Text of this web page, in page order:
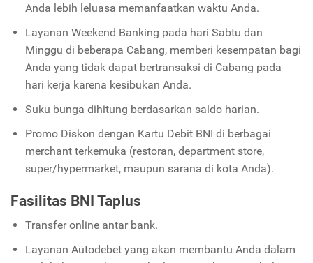
Anda lebih leluasa memanfaatkan waktu Anda.
Layanan Weekend Banking pada hari Sabtu dan
Minggu di beberapa Cabang, memberi kesempatan bagi
Anda yang tidak dapat bertransaksi di Cabang pada
hari kerja karena kesibukan Anda.
Suku bunga dihitung berdasarkan saldo harian.
Promo Diskon dengan Kartu Debit BNI di berbagai
merchant terkemuka (restoran, department store,
super/hypermarket, maupun sarana di kota Anda).
Fasilitas BNI Taplus
Transfer online antar bank.
Layanan Autodebet yang akan membantu Anda dalam